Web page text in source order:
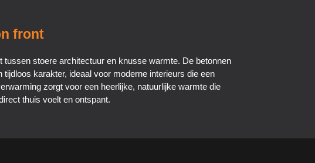
front
tussen stoere architectuur en knusse warmte. De betonnen
karakter, ideaal voor moderne interieurs die een
zorgt voor een heerlijke, natuurlijke warmte die
thuis voelt en ontspant.